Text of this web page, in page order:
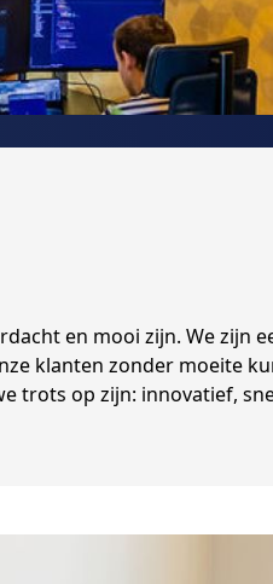
en mooi zijn. We zijn
klanten zonder moeite
trots op zijn: innovatief,